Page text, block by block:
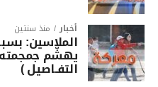
أخبار منذ سنتين
الملاسين:
يهشّم
التفـاصيل )